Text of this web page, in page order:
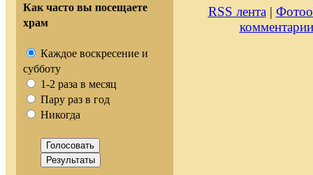
Как часто вы посещаете
храм
Каждое воскресение и
субботу
1-2 раза в месяц
Пару раз в год
Никогда
RSS лента |
комментарии